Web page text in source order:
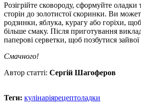
Розігрійте сковороду, сформуйте оладки
сторін до золотистої скоринки. Ви
родзинки, яблука, курагу або горіхи,
більше смаку. Після приготування
паперові серветки, щоб позбутися зайвої
Смачного!
Автор статті: Сергій Шагоферов
Теги: кулінаріярецептоладки